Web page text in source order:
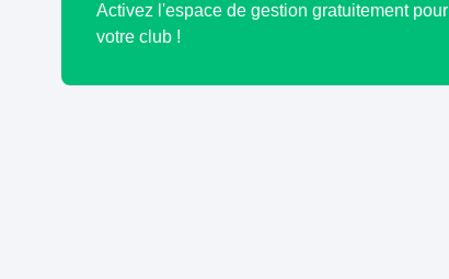
Activez l'espace de gestion gratuitement pour
votre club !